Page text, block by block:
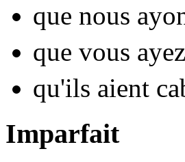
que nous
que vous
qu'ils aient
Imparfait